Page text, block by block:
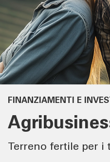
SERVIZI IMPRESE
Corporate Banking
Centri Imprese PMI
Sparkasse Startup
Agribusiness
PNRR
FINANZIAMENTI E
Terreno fertile per i